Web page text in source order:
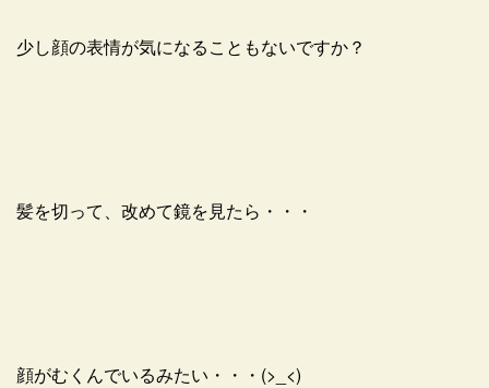
少し顔の表情が気になることもないですか？
髪を切って、改めて鏡を見たら・・・
顔がむくんでいるみたい・・・(>_<)